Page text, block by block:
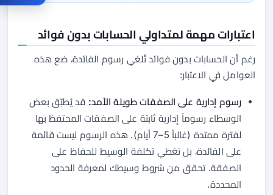
اعتبارات مهمة لمتداولي الحسابات بدون فوائد
رغم أن الحسابات بدون فوائد تُلغي رسوم الفائدة، ضع هذه
العوامل في الاعتبار:
رسوم إدارية على الصفقات طويلة الأمد: قد يُطبّق بعض
الوسطاء رسوماً إدارية ثابتة على الصفقات المحتفظ بها
لفترة ممتدة (غالباً 5–7 أيام). هذه الرسوم ليست قائمة
على الفائدة، بل تغطي تكلفة الوسيط للحفاظ على
الصفقة. تحقق من شروط وسيطك لمعرفة الحدود
المحددة.